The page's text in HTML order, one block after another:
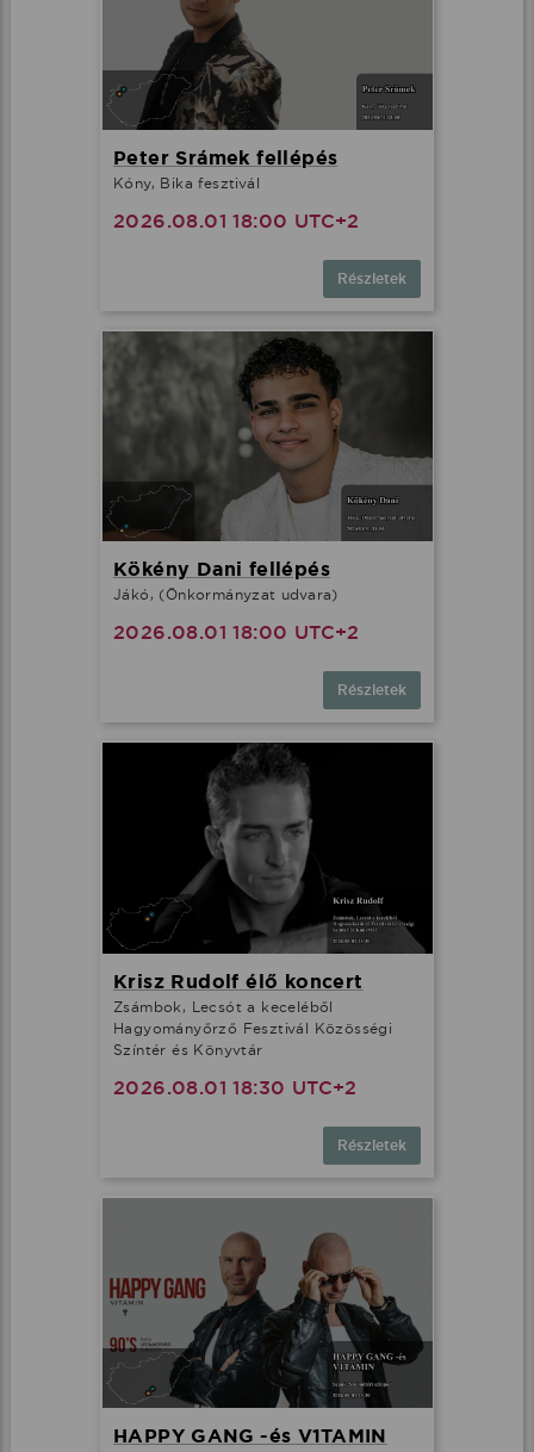
Peter Srámek fellépés
Kóny, Bika fesztivál
2026.08.01 18:00 UTC+2
Részletek
Kökény Dani fellépés
Jákó, (Önkormányzat udvara)
2026.08.01 18:00 UTC+2
Részletek
Krisz Rudolf élő koncert
Zsámbok, Lecsót a keceléből
Hagyományőrző Fesztivál Közösségi
Színtér és Könyvtár
2026.08.01 18:30 UTC+2
Részletek
HAPPY GANG -és V1TAMIN